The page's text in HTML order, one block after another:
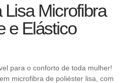
Lisa Microfibra
e Elástico
para o conforto de toda mulher!
microfibra de poliéster lisa, com